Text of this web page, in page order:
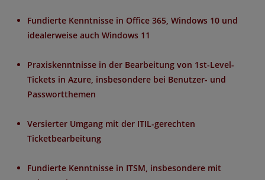
Fundierte Kenntnisse in Office 365, Windows 10 und
idealerweise auch Windows 11
Praxiskenntnisse in der Bearbeitung von 1st-Level-
Tickets in Azure, insbesondere bei Benutzer- und
Passwortthemen
Versierter Umgang mit der ITIL-gerechten
Ticketbearbeitung
Fundierte Kenntnisse in ITSM, insbesondere mit